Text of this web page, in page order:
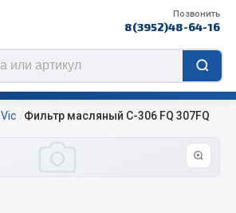
Позвонить
8(3952)48-64-16
Vic Фильтр масляный C-306 FQ 307FQ